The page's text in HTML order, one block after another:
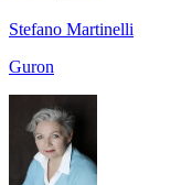
Stefano Martinelli
Guron